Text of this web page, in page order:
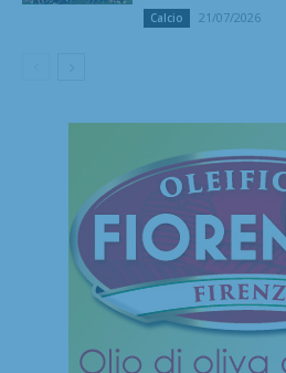
Calcio 21/07/2026